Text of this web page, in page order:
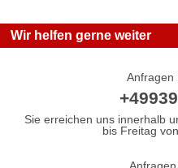
Wir helfen gerne weiter
Anfragen
Sie erreichen uns innerhalb
bis Freitag